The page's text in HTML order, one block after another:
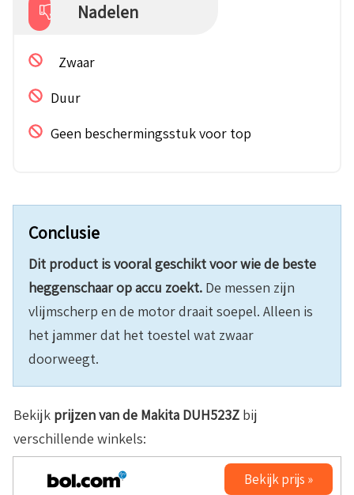
Nadelen
Zwaar
Duur
Geen beschermingsstuk voor top
Conclusie
Dit product is vooral geschikt voor wie de beste
heggenschaar op accu zoekt. De messen zijn
vlijmscherp en de motor draait soepel. Alleen is
het jammer dat het toestel wat zwaar
doorweegt.
Bekijk prijzen van de Makita DUH523Z bij
verschillende winkels:
Bekijk prijs »